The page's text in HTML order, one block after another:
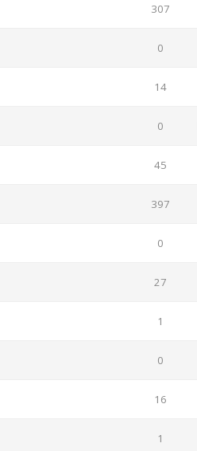
307
0
14
0
45
397
0
27
1
0
16
1